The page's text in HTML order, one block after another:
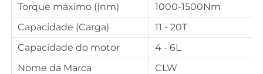
Torque máximo ((nm)
1000-1500Nm
Capacidade (Carga)
11 - 20T
Capacidade do motor
4 - 6L
Nome da Marca
CLW